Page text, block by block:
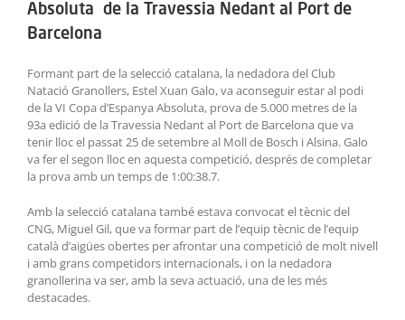
Absoluta de la Travessia Nedant al Port de
Barcelona
Formant part de la selecció catalana, la nedadora del Club
Natació Granollers, Estel Xuan Galo, va aconseguir estar al podi
de la VI Copa d’Espanya Absoluta, prova de 5.000 metres de la
93a edició de la Travessia Nedant al Port de Barcelona que va
tenir lloc el passat 25 de setembre al Moll de Bosch i Alsina. Galo
va fer el segon lloc en aquesta competició, després de completar
la prova amb un temps de 1:00:38.7.
Amb la selecció catalana també estava convocat el tècnic del
CNG, Miguel Gil, que va formar part de l’equip tècnic de l’equip
català d’aigües obertes per afrontar una competició de molt nivell
i amb grans competidors internacionals, i on la nedadora
granollerina va ser, amb la seva actuació, una de les més
destacades.